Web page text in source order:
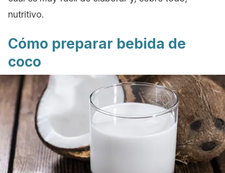
nutritivo.
Cómo preparar bebida de
coco